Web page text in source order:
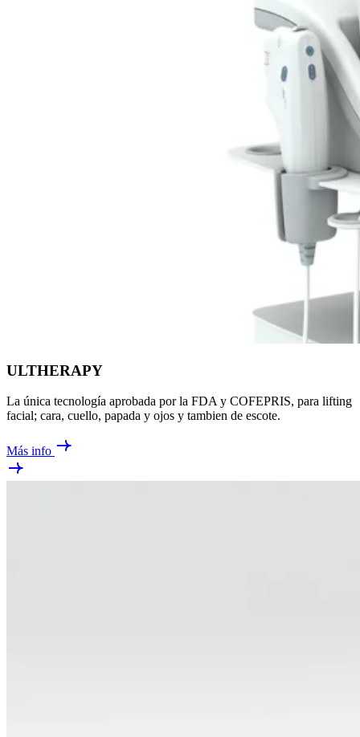
ULTHERAPY
La única tecnología aprobada por la FDA y COFEPRIS, para lifting
facial; cara, cuello, papada y ojos y tambien de escote.
Más info